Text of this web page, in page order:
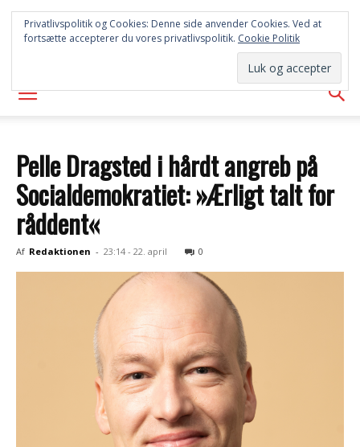
SYD
AVISEN
Pelle Dragsted i hårdt angreb på
Socialdemokratiet: »Ærligt talt for
råddent«
Af Redaktionen - 23:14 - 22. april 0
Privatlivspolitik og Cookies: Denne side anvender Cookies. Ved at
fortsætte accepterer du vores privatlivspolitik. Cookie Politik